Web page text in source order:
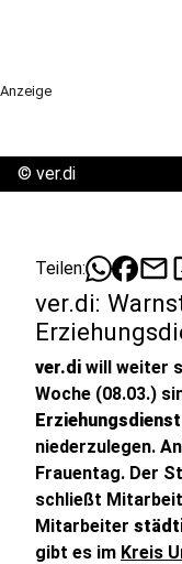
Anzeige
© ver.di
Teilen: mail
ver.di:
ver.di will weiter
Woche (08.03.)
Erziehungsdienst
niederzulegen.
Frauentag. Der
schließt
Mitarbeiter
gibt es im Kreis